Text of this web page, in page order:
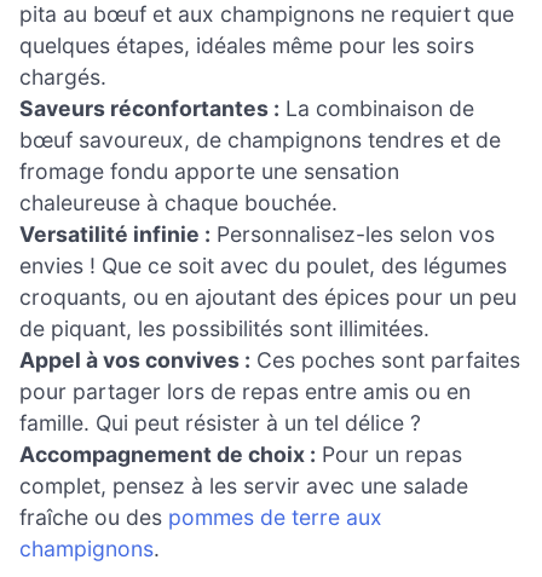
pita au bœuf et aux champignons ne requiert que
quelques étapes, idéales même pour les soirs
chargés.
Saveurs réconfortantes : La combinaison de
bœuf savoureux, de champignons tendres et de
fromage fondu apporte une sensation
chaleureuse à chaque bouchée.
Versatilité infinie : Personnalisez-les selon vos
envies ! Que ce soit avec du poulet, des légumes
croquants, ou en ajoutant des épices pour un peu
de piquant, les possibilités sont illimitées.
Appel à vos convives : Ces poches sont parfaites
pour partager lors de repas entre amis ou en
famille. Qui peut résister à un tel délice ?
Accompagnement de choix : Pour un repas
complet, pensez à les servir avec une salade
fraîche ou des pommes de terre aux
champignons.